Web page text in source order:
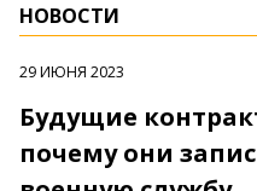
НОВОСТИ
29 ИЮНЯ 2023
Будущие
почему они